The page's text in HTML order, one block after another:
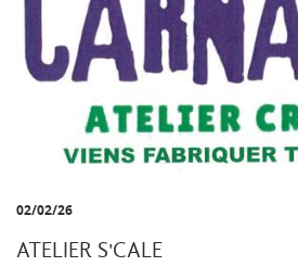
02/02/26
ATELIER S'CALE